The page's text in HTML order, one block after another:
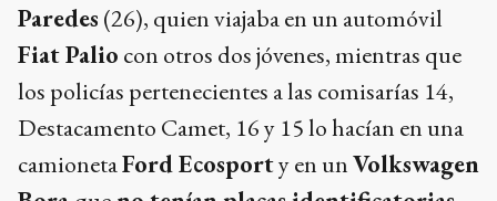
Paredes (26), quien viajaba en un automóvil
Fiat Palio con otros dos jóvenes, mientras que
los policías pertenecientes a las comisarías 14,
Destacamento Camet, 16 y 15 lo hacían en una
camionetaFord Ecosporty en unVolkswagen